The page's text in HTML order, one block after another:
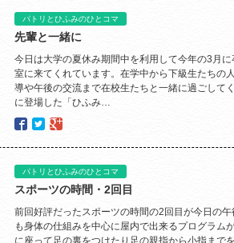
パトリとひふみのひとコマ
先輩と一緒に
今日は大学の夏休み期間中を利用して今年の3月
室に来てくれています。在学中から下級生たちの
導や午後の交流まで在校生たちと一緒に過ごして
に登場した「ひふみ…
パトリとひふみのひとコマ
スポーツの時間・2回目
前回好評だったスポーツの時間の2回目が今日の
も身体の仕組みを中心に屋内で出来るプログラム
に座って足の裏をつけたり足の親指から小指まで